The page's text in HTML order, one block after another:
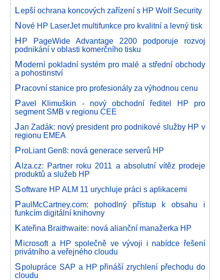
Lepší ochrana koncových zařízení s HP Wolf Security
Nové HP LaserJet multifunkce pro kvalitní a levný tisk
HP PageWide Advantage 2200 podporuje rozvoj
podnikání v oblasti komerčního tisku
Moderní pokladní systém pro malé a střední obchody
a pohostinství
Pracovní stanice pro profesionály za výhodnou cenu
Pavel Klimuškin - nový obchodní ředitel HP pro
segment SMB v regionu CEE
Jan Zadák: nový president pro podnikové služby HP v
regionu EMEA
ProLiant Gen8: nová generace serverů HP
Alza.cz: Partner roku 2011 a absolutní vítěz prodeje
produktů a služeb HP
Software HP ALM 11 urychluje práci s aplikacemi
PaulMcCartney.com: pohodlný přístup k obsahu i
funkcím digitální knihovny
Kateřina Braithwaite: nová alianční manažerka HP
Microsoft a HP společně ve vývoji i nabídce řešení
privátního a veřejného cloudu
Spolupráce SAP a HP přináší zrychlení přechodu do
cloudu